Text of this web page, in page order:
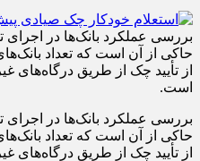
حاکی از آن است که تعداد
است.
حاکی از آن است که تعداد